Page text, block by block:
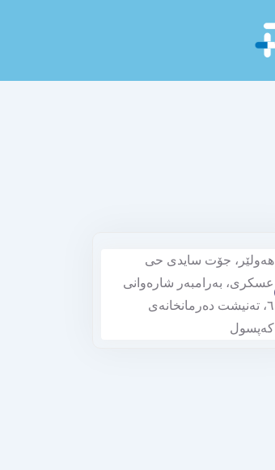
هەولێر، جۆت سایدی حی
عسکری، بەرامبەر شارەوانی
٦، تەنیشت دەرمانخانەی
کەپسول